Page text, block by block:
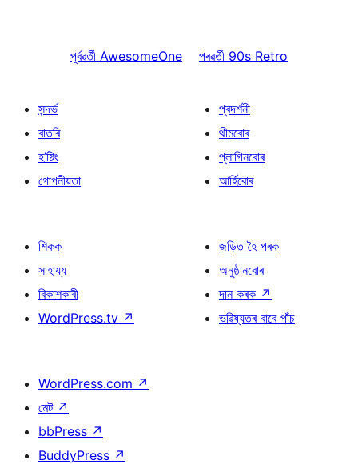
পূৰ্বৱৰ্তী AwesomeOne পৰৱৰ্তী 90s Retro
সন্দৰ্ভ
বাতৰি
হ’ষ্টিং
গোপনীয়তা
প্ৰদৰ্শনী
থীমবোৰ
প্লাগিনবোৰ
আৰ্হিবোৰ
শিকক
সাহায্য
বিকাশকাৰী
WordPress.tv ↗
জড়িত হৈ পৰক
অনুষ্ঠানবোৰ
দান কৰক ↗
ভৱিষ্যতৰ বাবে পাঁচ
WordPress.com ↗
মেট ↗
bbPress ↗
BuddyPress ↗